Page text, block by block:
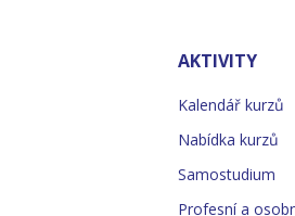
AKTIVITY
Kalendář kurzů
Nabídka kurzů
Samostudium
Profesní a